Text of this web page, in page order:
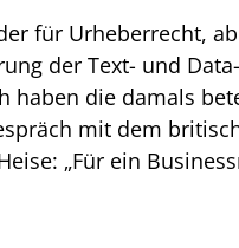
für Urheberrecht,
der Text- und
haben die damals
mit dem
„Für ein